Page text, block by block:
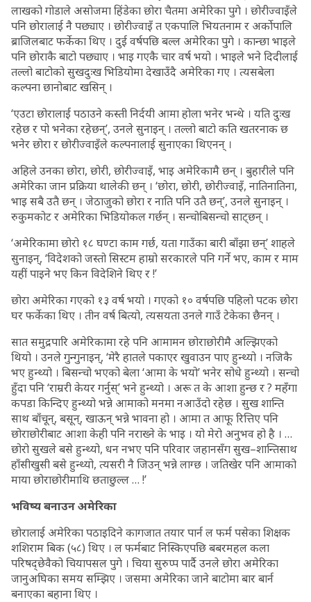
लाखको गोडाले असोजमा हिंडेका छोरा चैतमा अमेरिका पुगे । छोरीज्वाइँले
पनि छोरालाई नै पछ्याए । छोरीज्वाइँ त एकपालि भियतनाम र अर्कोपालि
ब्राजिलबाट फर्केका थिए । दुई वर्षपछि बल्ल अमेरिका पुगे । कान्छा भाइले
पनि छोराकै बाटो पछ्याए । भाइ गएकै चार वर्ष भयो । भाइले भने दिदीलाई
तल्लो बाटोको सुखदुःख भिडियोमा देखाउँदै अमेरिका गए । त्यसबेला
कल्पना छानोबाट खसिन् ।
‘एउटा छोरालाई पठाउने कस्ती निर्दयी आमा होला भनेर भन्थे । यति दुःख
रहेछ र पो भनेका रहेछन्’, उनले सुनाइन् । तल्लो बाटो कति खतरनाक छ
भनेर छोरा र छोरीज्वाइँले कल्पनालाई सुनाएका थिएनन् ।
अहिले उनका छोरा, छोरी, छोरीज्वाइँ, भाइ अमेरिकामै छन् । बुहारीले पनि
अमेरिका जान प्रक्रिया थालेकी छन् । ‘छोरा, छोरी, छोरीज्वाइँ, नातिनातिना,
भाइ सबै उतै छन् । जेठाजुको छोरा र नाति पनि उतै छन्’, उनले सुनाइन् ।
रुकुमकोट र अमेरिका भिडियोकल गर्छन् । सन्चोबिसन्चो साट्छन् ।
‘अमेरिकामा छोरो १८ घण्टा काम गर्छ, यता गाउँका बारी बाँझा छन्’ शाहले
सुनाइन्, ‘विदेशको जस्तो सिस्टम हाम्रो सरकारले पनि गर्ने भए, काम र माम
यहीं पाइने भए किन विदेशिने थिए र !’
छोरा अमेरिका गएको १३ वर्ष भयो । गएको १० वर्षपछि पहिलो पटक छोरा
घर फर्केका थिए । तीन वर्ष बित्यो, त्यसयता उनले गाउँ टेकेका छैनन् ।
सात समुद्रपारि अमेरिकामा रहे पनि आमामन छोराछोरीमै अल्झिएको
थियो । उनले गुन्गुनाइन्, ‘मेरै हातले पकाएर खुवाउन पाए हुन्थ्यो । नजिकै
भए हुन्थ्यो । बिसन्चो भएको बेला ‘आमा के भयो’ भनेर सोधे हुन्थ्यो । सन्चो
हुँदा पनि ‘राम्ररी केयर गर्नुस्’ भने हुन्थ्यो । अरू त के आशा हुन्छ र ? महँगा
कपडा किन्दिए हुन्थ्यो भन्ने आमाको मनमा नआउँदो रहेछ । सुख शान्ति
साथ बाँचून्, बसून्, खाऊन् भन्ने भावना हो । आमा त आफू रित्तिए पनि
छोराछोरीबाट आशा केही पनि नराख्ने के भाइ । यो मेरो अनुभव हो है । …
छोरो सुखले बसे हुन्थ्यो, धन नभए पनि परिवार जहानसँग सुख–शान्तिसाथ
हाँसीखुसी बसे हुन्थ्यो, त्यसरी नै जिउन् भन्ने लाग्छ । जतिखेर पनि आमाको
माया छोराछोरीमाथि छताछुल्ल … !’
भविष्य बनाउन अमेरिका
छोरालाई अमेरिका पठाइदिने कागजात तयार पार्न ल फर्म पसेका शिक्षक
शशिराम बिक (५८) थिए । ल फर्मबाट निस्किएपछि बबरमहल कला
परिषद्छेवैको चियापसल पुगे । चिया सुरुप्प पार्दै उनले छोरा अमेरिका
जानुअघिका समय सम्झिए । जसमा अमेरिका जाने बाटोमा बार बार्न
बनाएका बहाना थिए ।